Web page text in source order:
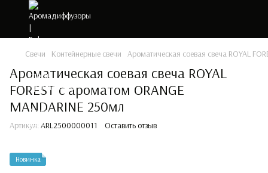
Свечи Контейнерные свечи Ароматическая соевая свеча ROYAL
Ароматическая соевая свеча ROYAL
FOREST с ароматом ORANGE
MANDARINE 250мл
Артикул: ARL2500000011 Оставить отзыв
Новинка